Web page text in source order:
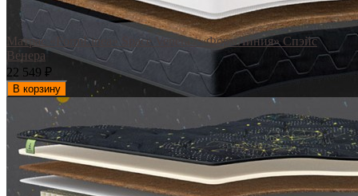
Матрас «FormLinea» Space Venera / «ФормЛиния» Спэйс
Венера
22 549 ₽
В корзину